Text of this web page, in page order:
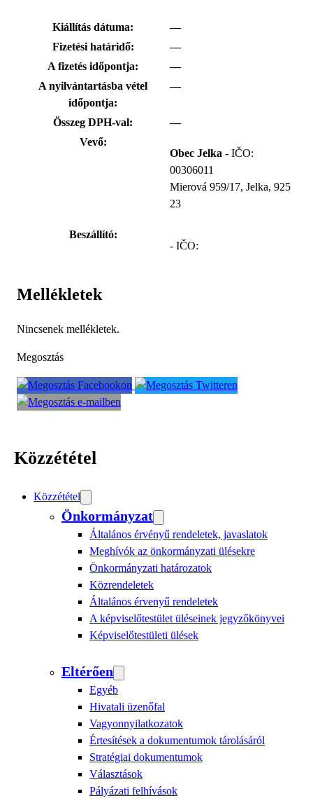
Kiállítás dátuma:
—
Fizetési határidő:
—
A fizetés időpontja:
—
A nyilvántartásba vétel
időpontja:
—
Összeg DPH-val:
—
Vevő:
Obec Jelka - IČO:
00306011
Mierová 959/17, Jelka, 925
23
Beszállító:
- IČO:
Mellékletek
Nincsenek mellékletek.
Megosztás
Közzététel
Közzététel
Önkormányzat
Általános érvényű rendeletek, javaslatok
Meghívók az önkormányzati ülésekre
Önkormányzati határozatok
Közrendeletek
Általános érvenyű rendeletek
A képviselőtestület üléseinek jegyzőkönyvei
Képviselőtestületi ülések
Eltérően
Egyéb
Hivatali üzenőfal
Vagyonnyilatkozatok
Értesítések a dokumentumok tárolásáról
Stratégiai dokumentumok
Választások
Pályázati felhívások